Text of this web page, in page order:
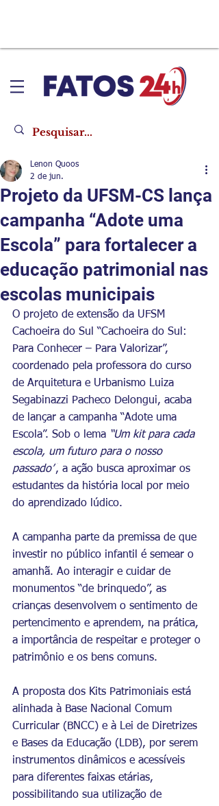
Projeto da UFSM-CS lança
campanha “Adote uma
Escola” para fortalecer a
educação patrimonial nas
escolas municipais
Lenon Quoos
2 de jun.
O projeto de extensão da UFSM
Cachoeira do Sul “Cachoeira do Sul:
Para Conhecer – Para Valorizar”,
coordenado pela professora do curso
de Arquitetura e Urbanismo Luiza
Segabinazzi Pacheco Delongui, acaba
de lançar a campanha “Adote uma
Escola”. Sob o lema “Um kit para cada
escola, um futuro para o nosso
passado”, a ação busca aproximar os
estudantes da história local por meio
do aprendizado lúdico.
A campanha parte da premissa de que
investir no público infantil é semear o
amanhã. Ao interagir e cuidar de
monumentos “de brinquedo”, as
crianças desenvolvem o sentimento de
pertencimento e aprendem, na prática,
a importância de respeitar e proteger o
patrimônio e os bens comuns.
A proposta dos Kits Patrimoniais está
alinhada à Base Nacional Comum
Curricular (BNCC) e à Lei de Diretrizes
e Bases da Educação (LDB), por serem
instrumentos dinâmicos e acessíveis
para diferentes faixas etárias,
possibilitando sua utilização de